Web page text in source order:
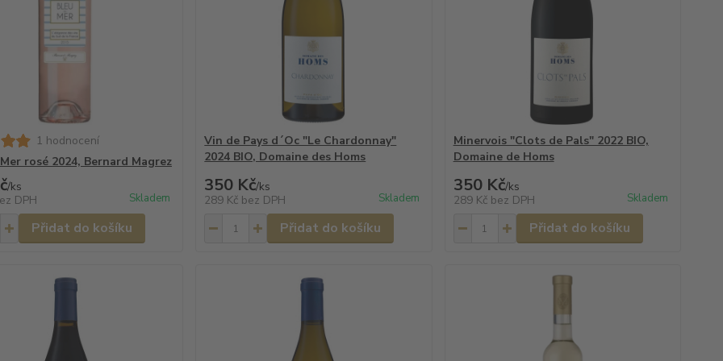
1 hodnocení
rosé 2024, Bernard Magrez
/ks
DPH
Skladem
Přidat do košíku
Vin de Pays d´Oc "Le Chardonnay"
2024 BIO, Domaine des Homs
350 Kč/ks
289 Kč bez DPH Skladem
Přidat do košíku
Minervois "Clots de Pals" 2022 BIO,
Domaine de Homs
350 Kč/ks
289 Kč bez DPH Skladem
Přidat do košíku